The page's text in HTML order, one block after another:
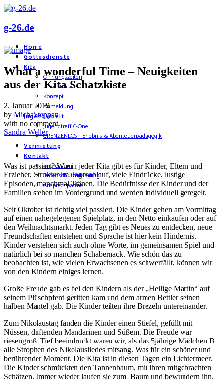
g-26.de
Home
Gottesdienste
Kita
Öffnungszeiten
Unser Haus
Konzept
Anmeldung
Jugendarbeit
Jugendtreff C-One
GRENZENLOS – Erlebnis-& Abenteuerpädagogik
Vermietung
Kontakt
Impressum
Datenschutzerklärung
Ansprechpartner
What a wonderful Time – Neuigkeiten
aus der Kita Schatzkiste
2. Januar 2019
by MichaSteppan
with no comment
Sandra Weller
Was ist passiert? Wie in jeder Kita gibt es für Kinder, Eltern und
Erzieher, Struktur im Tagesablauf, viele Eindrücke, lustige
Episoden, manchmal Tränen. Die Bedürfnisse der Kinder und der
Familien stehen im Vordergrund und werden individuell geregelt.
Seit Oktober ist richtig viel passiert. Die Kinder gehen am Vormittag
auf einen nahegelegenen Spielplatz, in den Netto einkaufen oder auf
den Weihnachtsmarkt. Jeden Tag gibt es Neues zu entdecken, neue
Freundschaften entstehen und Sprache ist hier kein Hindernis.
Kinder verstehen sich auch ohne Worte, im gemeinsamen Spiel und
natürlich bei so manchen Schabernack. Wie schön das zu
beobachten ist, wie vielen Erwachsenen es schwerfällt, können wir
von den Kindern einiges lernen.
Große Freude gab es bei den Kindern als der „Heilige Martin“ auf
seinem Plüschpferd geritten kam und dem armen Bettler seinen
halben Mantel gab. Die Kinder teilten ihre Brezeln untereinander.
Zum Nikolaustag fanden die Kinder einen Stiefel, gefüllt mit
Nüssen, duftenden Mandarinen und Süßem. Die Freude war
riesengroß. Tief beeindruckt waren wir, als das 5jährige Mädchen B.
alle Strophen des Nikolausliedes mitsang. Was für ein schöner und
berührender Moment. Die Kita ist in diesen Tagen ein Lichtermeer.
Die Kinder schmückten den Tannenbaum, mit ihren mitgebrachten
Schätzen. Immer wieder laufen sie zum Baum und bewundern ihn.